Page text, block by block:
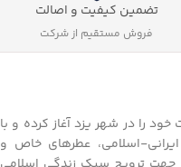
تضمین کیفیت و اصالت
فروش مستقیم از شرکت
پروا از سال ۱۴۰۱ فعالیت خود را در شهر یزد آغاز کرده و با
اسلامی، عطرهای خاص و